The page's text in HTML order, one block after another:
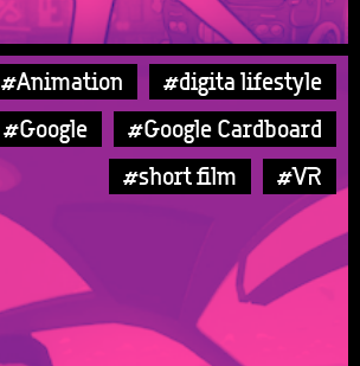
#Animation
#digita lifestyle
#Google
#Google Cardboard
#short film
#VR